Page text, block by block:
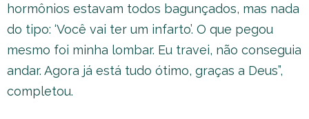
hormônios estavam todos bagunçados, mas nada
do tipo: ‘Você vai ter um infarto’. O que pegou
mesmo foi minha lombar. Eu travei, não conseguia
andar. Agora já está tudo ótimo, graças a Deus”,
completou.